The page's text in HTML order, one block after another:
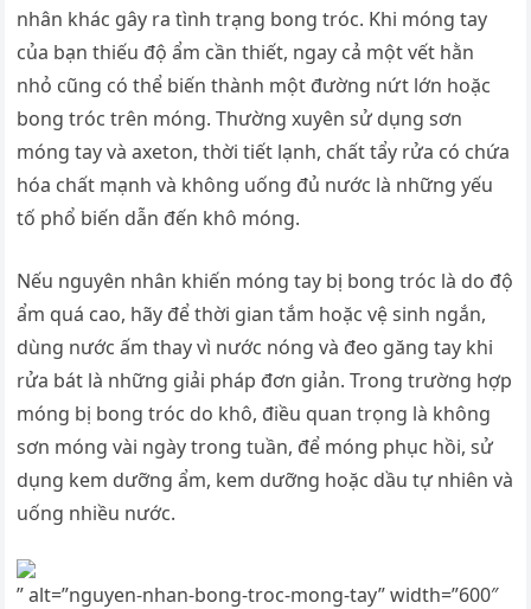
nhân khác gây ra tình trạng bong tróc. Khi móng tay
của bạn thiếu độ ẩm cần thiết, ngay cả một vết hằn
nhỏ cũng có thể biến thành một đường nứt lớn hoặc
bong tróc trên móng. Thường xuyên sử dụng sơn
móng tay và axeton, thời tiết lạnh, chất tẩy rửa có chứa
hóa chất mạnh và không uống đủ nước là những yếu
tố phổ biến dẫn đến khô móng.
Nếu nguyên nhân khiến móng tay bị bong tróc là do độ
ẩm quá cao, hãy để thời gian tắm hoặc vệ sinh ngắn,
dùng nước ấm thay vì nước nóng và đeo găng tay khi
rửa bát là những giải pháp đơn giản. Trong trường hợp
móng bị bong tróc do khô, điều quan trọng là không
sơn móng vài ngày trong tuần, để móng phục hồi, sử
dụng kem dưỡng ẩm, kem dưỡng hoặc dầu tự nhiên và
uống nhiều nước.
” alt=”nguyen-nhan-bong-troc-mong-tay” width=”600″